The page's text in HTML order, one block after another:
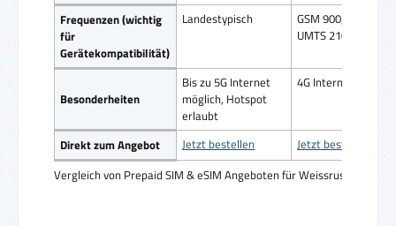
Vergleich von Prepaid SIM & eSIM Angeboten für Weissrussland
Frequenzen (wichtig
für
Gerätekompatibilität)
Landestypisch
GSM 900, GSM
UMTS 2100
Besonderheiten
Bis zu 5G Internet
möglich, Hotspot
erlaubt
4G Internet
Direkt zum Angebot Jetzt bestellen Jetzt bestellen